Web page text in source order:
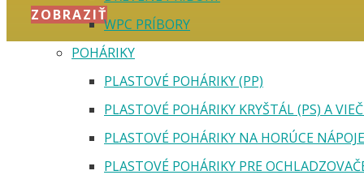
ZOBRAZIŤ
WPC PRÍBORY
POHÁRIKY
PLASTOVÉ POHÁRIKY (PP)
PLASTOVÉ POHÁRIKY KRYŠTÁL (PS) A
PLASTOVÉ POHÁRIKY NA HORÚCE NÁPOJE
PLASTOVÉ POHÁRIKY PRE